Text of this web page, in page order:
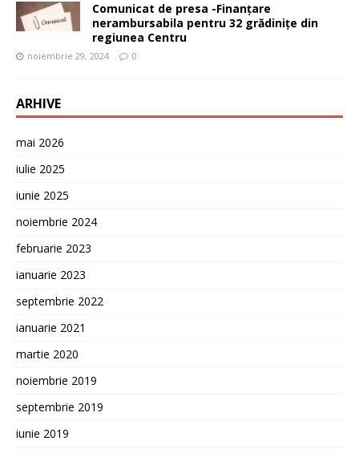
Comunicat de presa -Finanțare
nerambursabila pentru 32 grădinițe din
regiunea Centru
noiembrie 29, 2024 0
ARHIVE
mai 2026
iulie 2025
iunie 2025
noiembrie 2024
februarie 2023
ianuarie 2023
septembrie 2022
ianuarie 2021
martie 2020
noiembrie 2019
septembrie 2019
iunie 2019